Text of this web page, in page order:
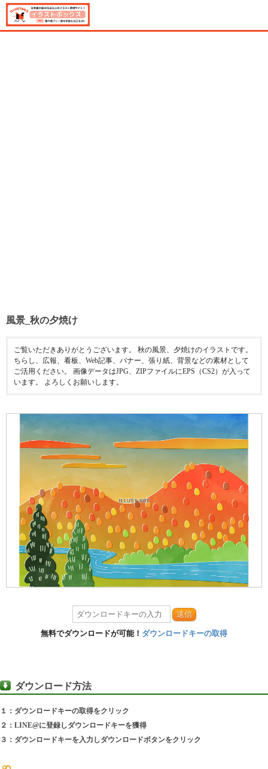
風景_秋の夕焼け
ご覧いただきありがとうございます。 秋の風景、夕焼けのイラストです。
ちらし、広報、看板、Web記事、バナー、張り紙、背景などの素材として
ご活用ください。 画像データはJPG、ZIPファイルにEPS（CS2）が入って
います。 よろしくお願いします。
送信
無料でダウンロードが可能！ ダウンロードキーの取得
ダウンロード方法
１：ダウンロードキーの取得をクリック
２：LINE@に登録しダウンロードキーを獲得
３：ダウンロードキーを入力しダウンロードボタンをクリック